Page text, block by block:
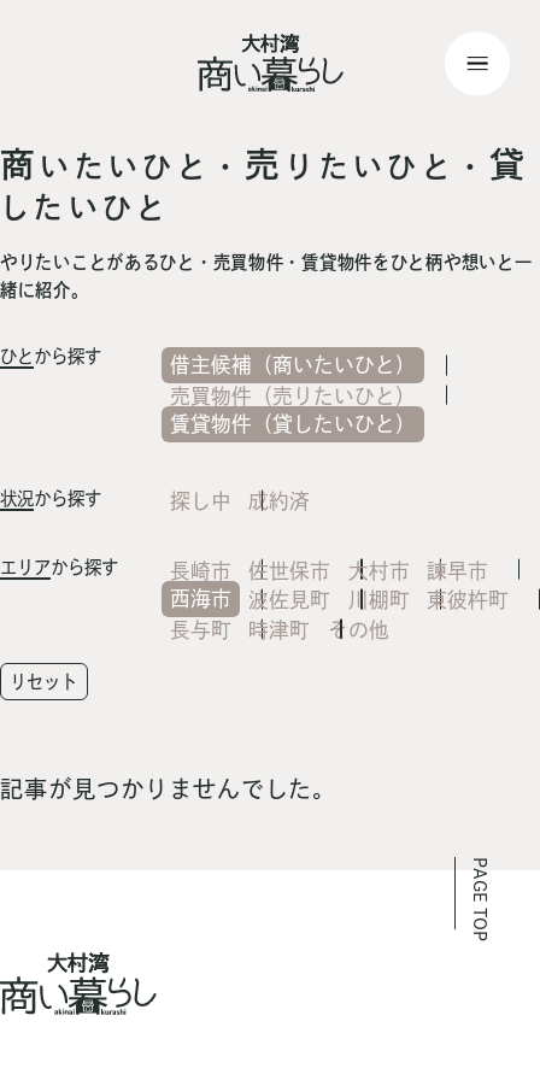
商 いたいひと・ 売 りたいひと・貸
したいひと
やりたいことがあるひと・売買物件・賃貸物件をひと柄や想いと一
緒に紹介。
ひと から探す
借主候補（商いたいひと）
売買物件（売りたいひと）
賃貸物件（貸したいひと）
状況から探す 探し中 成約済
エリアから探す 長崎市 佐世保市 大村市
諫早市
西海市
波佐見町 川棚町
東彼杵町
長与町
時津町 その他
リセット
記事が見つかりませんでした。
PAGE TOP